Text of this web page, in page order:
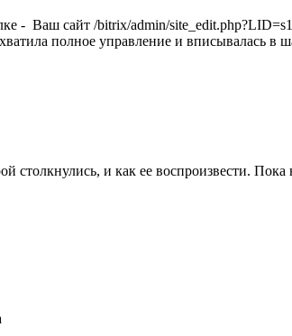
- Ваш сайт /bitrix/admin/
полное управление и вписывалась в
столкнулись, и как ее воспроизвести. Пока